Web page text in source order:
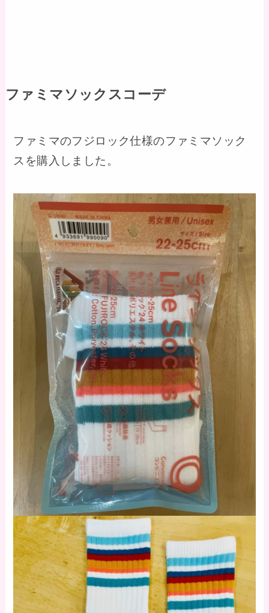
ファミマソックスコーデ
ファミマのフジロック仕様のファミマソック
スを購入しました。